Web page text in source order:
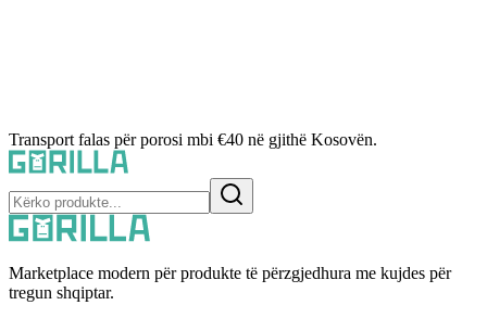
Transport falas për porosi mbi €40 në gjithë Kosovën.
Marketplace modern për produkte të përzgjedhura me kujdes për
tregun shqiptar.